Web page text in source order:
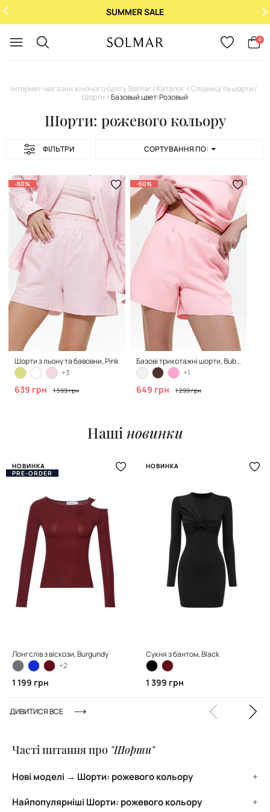
SUMMER SALE
0
Інтернет-магазин жіночого одягу Solmar Каталог
Спідниці та шорти
Шорти
Базовый цвет:Розовый
Шорти: рожевого кольору
ФІЛЬТРИ СОРТУВАННЯ ПО:
-60%
Шорти з льону та бавовни, Pink
+3
639 грн 1 599 грн
-50%
Базові трикотажні шорти, Bubble Pink
+1
649 грн 1 299 грн
Наші новинки
ДИВИТИСЯ ВСЕ
НОВИНКА
PRE-ORDER
Лонгслів з віскози, Burgundy
+2
1 199 грн
НОВИНКА
Сукня з бантом, Black
1 399 грн
Часті питання про "Шорти"
Нові моделі → Шорти: рожевого кольору
ТОП нових моделей категорії Шорти: рожевого кольору:
Найпопулярніші Шорти: рожевого кольору